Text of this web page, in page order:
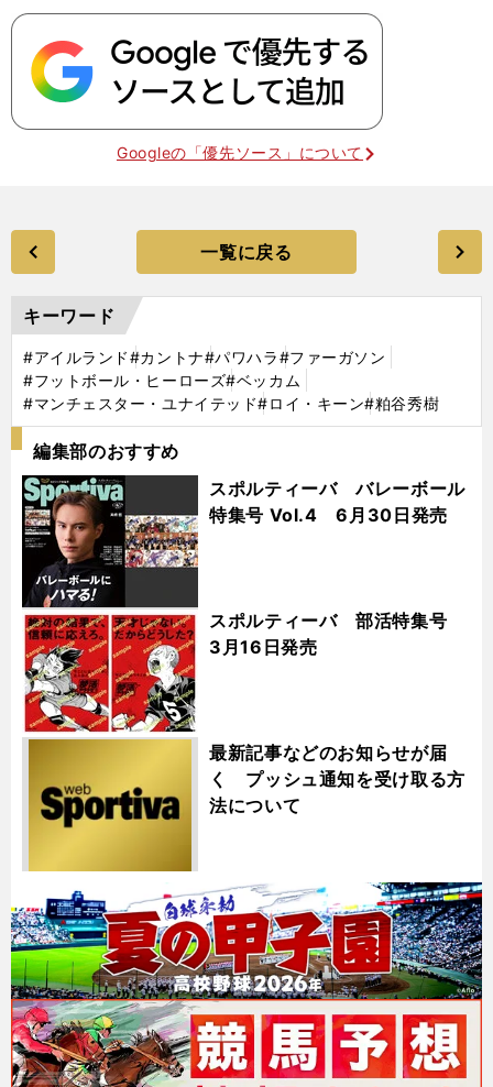
Googleの「優先ソース」について
一覧に戻る
キーワード
#アイルランド#カントナ#パワハラ#ファーガソン
#フットボール・ヒーローズ#ベッカム
#マンチェスター・ユナイテッド#ロイ・キーン#粕谷秀樹
編集部のおすすめ
スポルティーバ バレーボール
特集号 Vol.4 6月30日発売
スポルティーバ 部活特集号
3月16日発売
最新記事などのお知らせが届
く プッシュ通知を受け取る方
法について